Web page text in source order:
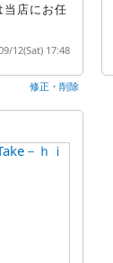
当店にお任
12(Sat) 17:48
修正・削除